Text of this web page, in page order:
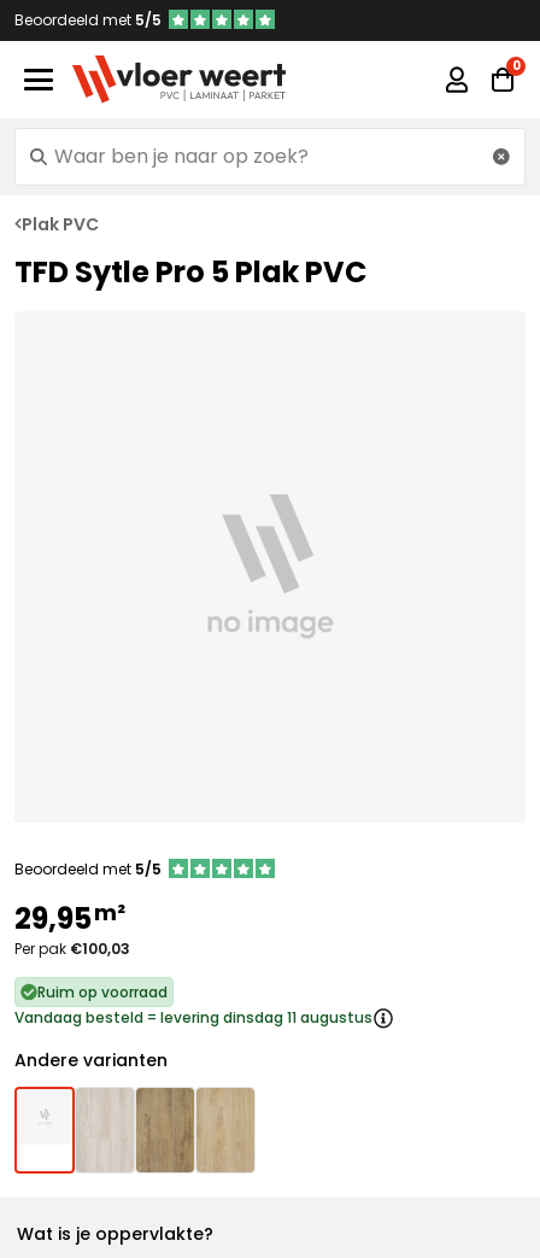
Beoordeeld met 5/5
Plak PVC
TFD Sytle Pro 5 Plak PVC
Beoordeeld met 5/5
29,95m²
Per pak €100,03
Ruim op voorraad
Vandaag besteld = levering dinsdag 11 augustus
Andere varianten
Wat is je oppervlakte?